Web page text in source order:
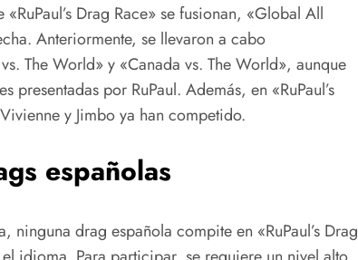
Drag Race» se fusionan, «Global All
Anteriormente, se llevaron a cabo
The World» y «Canada vs. The World», aunque
por RuPaul. Además, en «RuPaul’s
y Jimbo ya han competido.
españolas
drag española compite en «RuPaul’s Drag